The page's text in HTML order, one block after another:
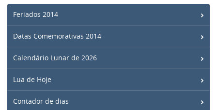
Feriados 2014
Datas Comemorativas 2014
Calendário Lunar de 2026
Lua de Hoje
Contador de dias